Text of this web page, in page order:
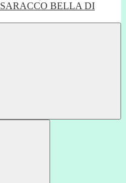
SARACCO BELLA DI